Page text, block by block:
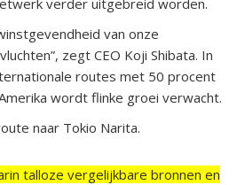
van onze
zegt CEO Koji Shibata. In
routes met 50 procent
wordt flinke groei verwacht.
naar Tokio Narita.
talloze vergelijkbare bronnen en